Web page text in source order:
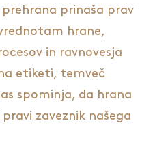
prinaša prav
hrane,
in ravnovesja
etiketi, temveč
spominja, da hrana
zaveznik našega